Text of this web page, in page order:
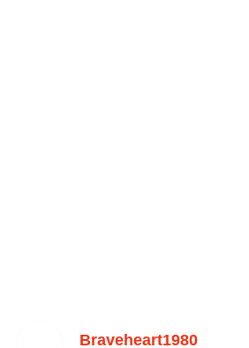
Braveheart1980